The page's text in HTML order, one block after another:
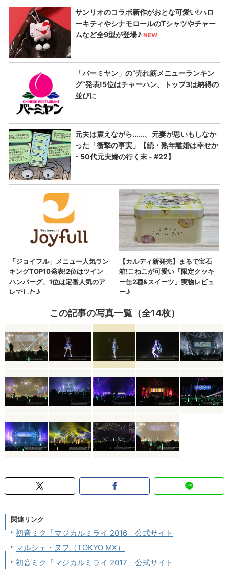
この記事の写真一覧（全14枚）
関連リンク
初音ミク「マジカルミライ 2016」公式サイト
マルシェ・ヌフ（TOKYO MX）
初音ミク「マジカルミライ 2017」公式サイト